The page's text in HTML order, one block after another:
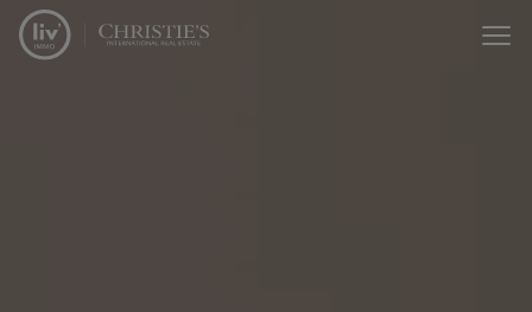
Passer le menu et aller au contenu